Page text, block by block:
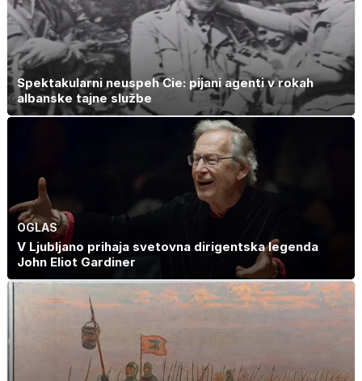
Spektakularni neuspeh Cie: pijani agenti v rokah
albanske tajne službe
OGLAS
V Ljubljano prihaja svetovna dirigentska legenda
John Eliot Gardiner